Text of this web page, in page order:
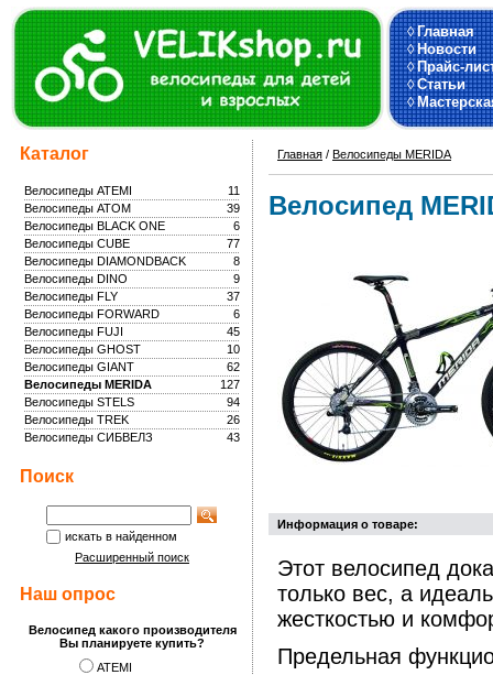
◊Главная
◊Новости
◊Прайс-
◊Статьи
◊
Каталог
11
Велосипеды ATEMI
39
Велосипеды ATOM
6
Велосипеды BLACK ONE
77
Велосипеды CUBE
8
Велосипеды DIAMONDBACK
9
Велосипеды DINO
37
Велосипеды FLY
6
Велосипеды FORWARD
45
Велосипеды FUJI
10
Велосипеды GHOST
62
Велосипеды GIANT
127
Велосипеды MERIDA
94
Велосипеды STELS
26
Велосипеды TREK
43
Велосипеды СИБВЕЛЗ
Поиск
искать в найденном
Расширенный поиск
Наш опрос
Велосипед какого производителя
Вы планируете купить?
ATEMI
Главная / Велосипеды MERIDA
Велосипед
Информация о товаре:
Этот велосипед
только вес, а
жесткостью и
Предельная